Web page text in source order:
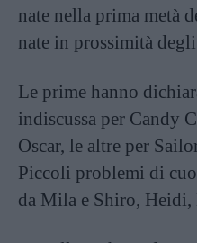
nate nella prima metà
nate in prossimità
Le prime hanno
indiscussa per Candy
Oscar, le altre per
Piccoli problemi di
da Mila e Shiro,